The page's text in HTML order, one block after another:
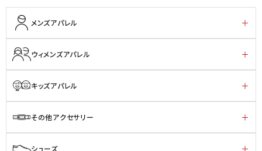
メンズアパレル
ウィメンズアパレル
キッズアパレル
その他アクセサリー
シューズ